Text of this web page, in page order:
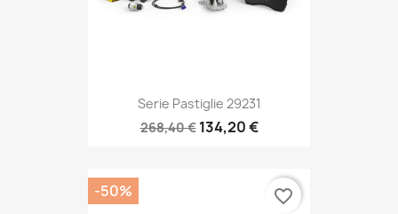
Serie Pastiglie 29231
268,40 € 134,20 €
-50% favorite_border